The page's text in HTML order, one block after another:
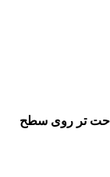
تر روی سطح